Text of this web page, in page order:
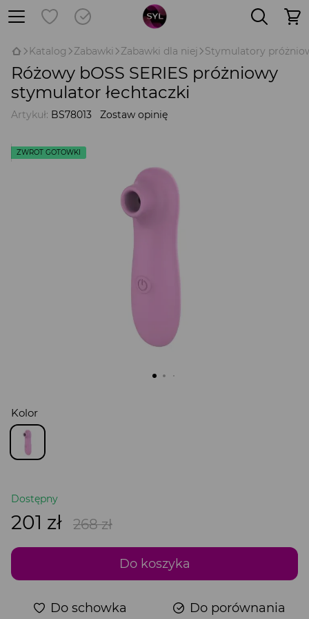
Katalog Zabawki Zabawki dla niej Stymulatory
Różowy bOSS SERIES próżniowy
stymulator łechtaczki
Artykuł: BS78013 Zostaw opinię
ZWROT GOTÓWKI
Kolor
Dostępny
201 zł 268 zł
Do koszyka
Do schowka Do porównania